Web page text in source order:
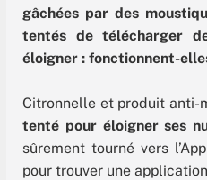
gâchées par des
tentés de télécharger
éloigner : fonctionnent-
Citronnelle et produit anti-
tenté pour éloigner ses
sûrement tourné vers
pour trouver une